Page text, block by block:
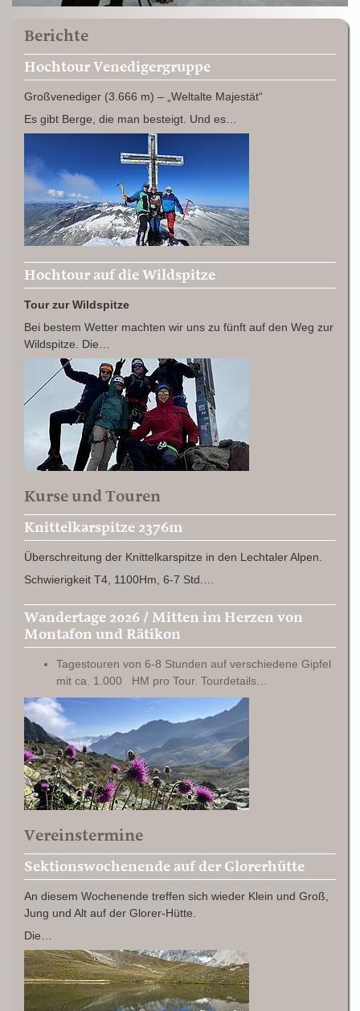
Berichte
Hochtour Venedigergruppe
Großvenediger (3.666 m) – „Weltalte Majestät“
Es gibt Berge, die man besteigt. Und es…
Hochtour auf die Wildspitze
Tour zur Wildspitze
Bei bestem Wetter machten wir uns zu fünft auf den Weg zur
Wildspitze. Die…
Kurse und Touren
Knittelkarspitze 2376m
Überschreitung der Knittelkarspitze in den Lechtaler Alpen.
Schwierigkeit T4, 1100Hm, 6-7 Std.…
Wandertage 2026 / Mitten im Herzen von
Montafon und Rätikon
Tagestouren von 6-8 Stunden auf verschiedene Gipfel
mit ca. 1.000 HM pro Tour. Tourdetails…
Vereinstermine
Sektionswochenende auf der Glorerhütte
An diesem Wochenende treffen sich wieder Klein und Groß,
Jung und Alt auf der Glorer-Hütte.
Die…